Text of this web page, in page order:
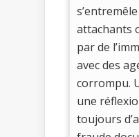
attachants
par de
avec des
corrompu.
une
toujours